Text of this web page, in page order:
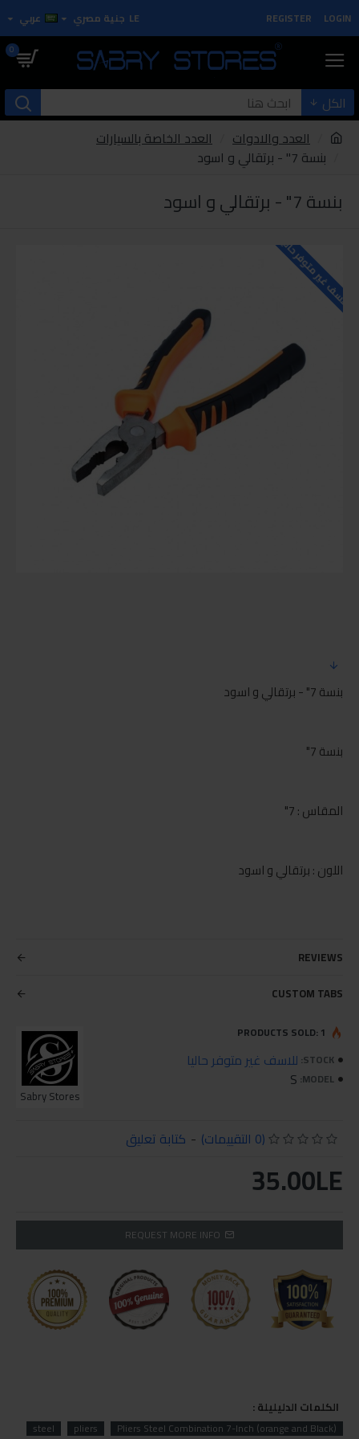
LOGIN
REGISTER
LE جنية مصري عربي
0
الكل
العدد والادوات
العدد الخاصة بالسيارات
بنسة 7" - برتقالي و اسود
بنسة 7" - برتقالي و اسود
للاسف غير متوفر حاليا
بنسة 7" - برتقالي و اسود
بنسة 7"
المقاس : 7"
اللون : برتقالي و اسود
REVIEWS
CUSTOM TABS
STOCK: للاسف غير متوفر حاليا
MODEL:
S
Sabry Stores
PRODUCTS SOLD: 1
(0 التقييمات) - كتابة تعليق
35.00LE
REQUEST MORE INFO
الكلمات الدليليلة :
Pliers Steel Combination 7-Inch (orange and Black)
pliers
steel